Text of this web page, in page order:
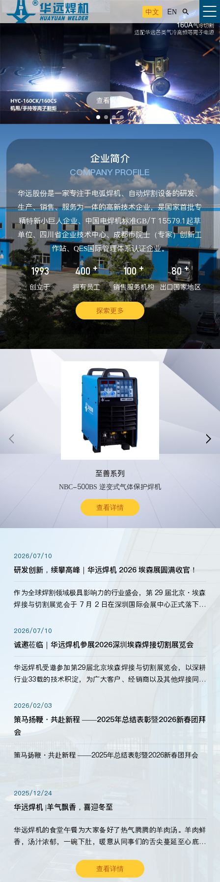
中文 EN 
查看详情
企业简介
COMPANY PROFILE
华远股份是一家专注于电弧焊机、自动焊割设备的研发、
生产、销售、服务为一体的高新技术企业，是国家首批专
精特新小巨人企业、中国电焊机标准GB/T 15579.1起草
单位、四川省企业技术中心、成都市院士（专家）创新工
作站、QES国际管理体系认证企业。
1993
创立于
400 +
拥有员工
100 +
销售服务机构
80 +
出口国家地区
探索更多
至善系列
NBC-500BS 逆变式气体保护焊机
查看详情
 
2026/07/10
研发创新，续攀高峰｜华远焊机 2026 埃森展圆满收官！
作为全球焊割领域极具影响力的行业盛会，第 29 届北京・埃森
焊接与切割展览会于 7 月 2 日在深圳国际会展中心正式落下帷
标准，持之以恒研发新产品、新技术。新老客户、行业伙伴、
海内外客户为目睹公司发布的新产…
2026/07/10
诚邀莅临｜华远焊机参展2026深圳埃森焊接切割展览会
华远焊机受邀参加第29届北京埃森焊接与切割展览会，以深耕
行业33载的技术积淀，为广大客户、经销商以及其他焊接同仁
2026/02/03
策马扬鞭・共赴新程 ——2025年总结表彰暨2026新春团拜
会
策马扬鞭・共赴新程 ——2025年总结表彰暨2026新春团拜会
2025/12/24
华远焊机 |羊气飘香，喜迎冬至
华远焊机的食堂午餐为大家备好了热气腾腾的羊肉汤。羊肉鲜
香，汤汁浓郁，一碗下肚，暖意从同事们的舌尖蔓延至心底。
查看详情